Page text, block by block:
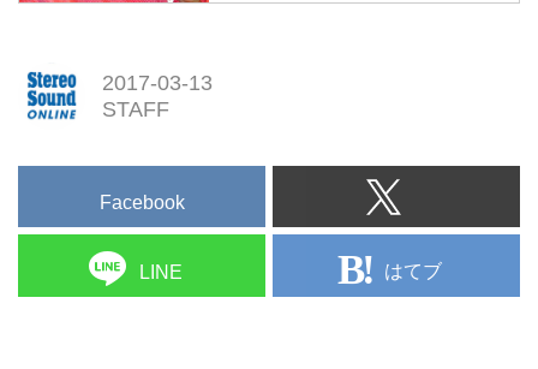
2017-03-13
STAFF
Facebook
LINE はてブ